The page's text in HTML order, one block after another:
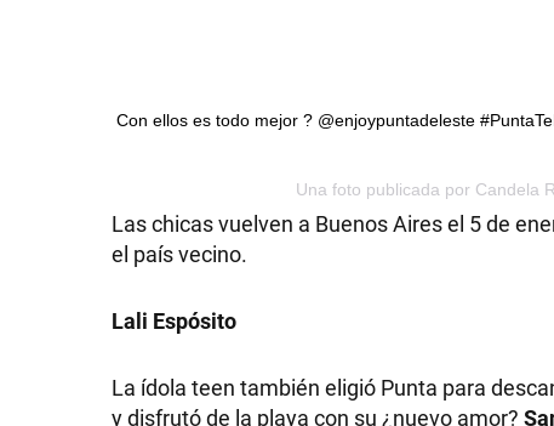
Con ellos es todo mejor ? @enjoypuntadeleste
Una foto publicada por Candela
Las chicas vuelven a Buenos Aires el 5 de
el país vecino.
Lali Espósito
La ídola teen también eligió Punta para
y disfrutó de la playa con su ¿nuevo amor?